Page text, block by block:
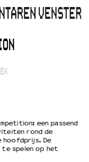
VERHUUR
een passend
rond de
hoofdprijs. De
te spelen op het